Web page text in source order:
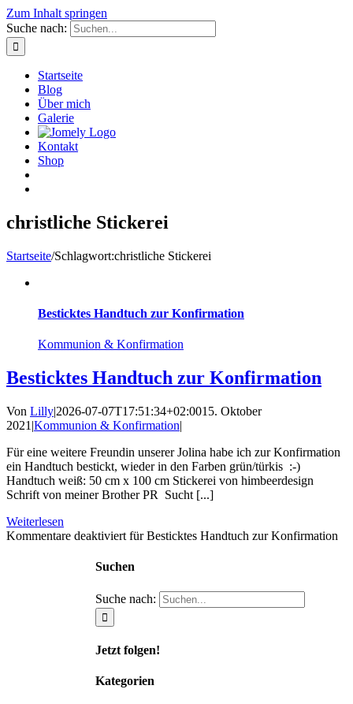
Zum Inhalt springen
Suche nach:
Startseite
Blog
Über mich
Galerie
Kontakt
Shop
christliche Stickerei
Startseite/Schlagwort:christliche Stickerei
Besticktes Handtuch zur Konfirmation
Kommunion & Konfirmation
Besticktes Handtuch zur Konfirmation
Von Lilly|2026-07-07T17:51:34+02:0015. Oktober
2021 |Kommunion & Konfirmation|
Für eine weitere Freundin unserer Jolina habe ich zur Konfirmation
ein Handtuch bestickt, wieder in den Farben grün/türkis :-)
Handtuch weiß: 50 cm x 100 cm Stickerei von himbeerdesign
Schrift von meiner Brother PR Sucht [...]
Weiterlesen
Kommentare deaktiviert für Besticktes Handtuch zur Konfirmation
Suchen
Suche nach:
Jetzt folgen!
Kategorien